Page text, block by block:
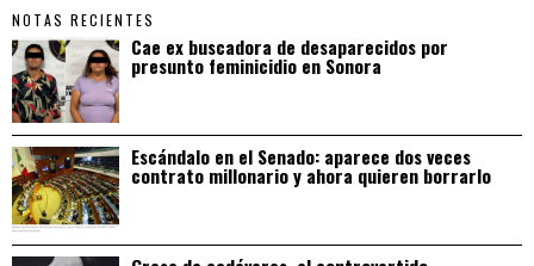
NOTAS RECIENTES
Cae ex buscadora de desaparecidos por
presunto feminicidio en Sonora
Escándalo en el Senado: aparece dos veces
contrato millonario y ahora quieren borrarlo